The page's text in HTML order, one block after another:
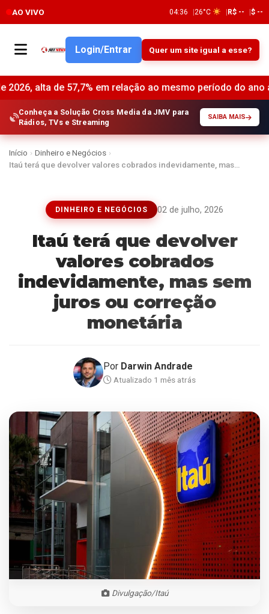
AO VIVO 04:37 26°C R$ -- $ --
Login/Entrar Quer um site igual a esse?
em relação ao mesmo período do ano anterior •
Conheça a Solução Cross Media da JMV para
Rádios, TVs e Streaming
SAIBA MAIS
Início › Dinheiro e Negócios ›
Itaú terá que devolver valores cobrados indevidamente, mas…
DINHEIRO E NEGÓCIOS 02 de julho, 2026
Itaú terá que devolver
valores cobrados
indevidamente, mas sem
juros ou correção
monetária
Por Darwin Andrade
Atualizado 1 mês atrás
Divulgação/Itaú